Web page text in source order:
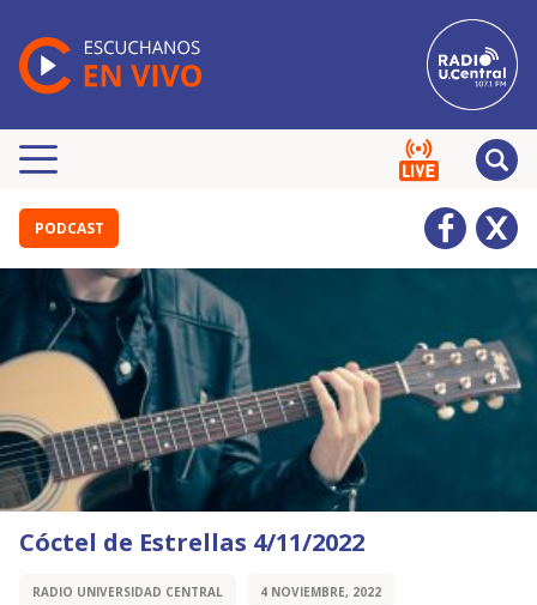
PODCAST
Cóctel de Estrellas 4/11/2022
RADIO UNIVERSIDAD CENTRAL 4 NOVIEMBRE, 2022